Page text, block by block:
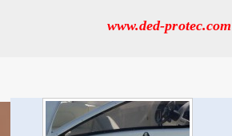
www.ded-protec.com